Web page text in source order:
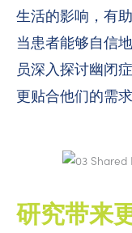
生活的影响，有
当患者能够自信
员深入探讨幽闭
更贴合他们的需求
研究带来